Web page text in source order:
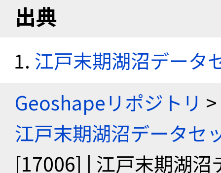
出典
江戸末期湖沼データ
Geoshapeリポジトリ >
江戸末期湖沼データセ
[17006] | 江戸末期湖沼